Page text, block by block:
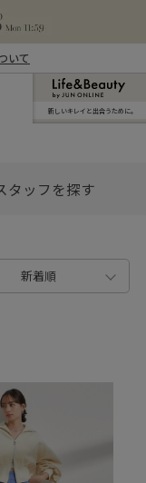
いて
新しいキレイと出合うために。
タッフを探す
新着順